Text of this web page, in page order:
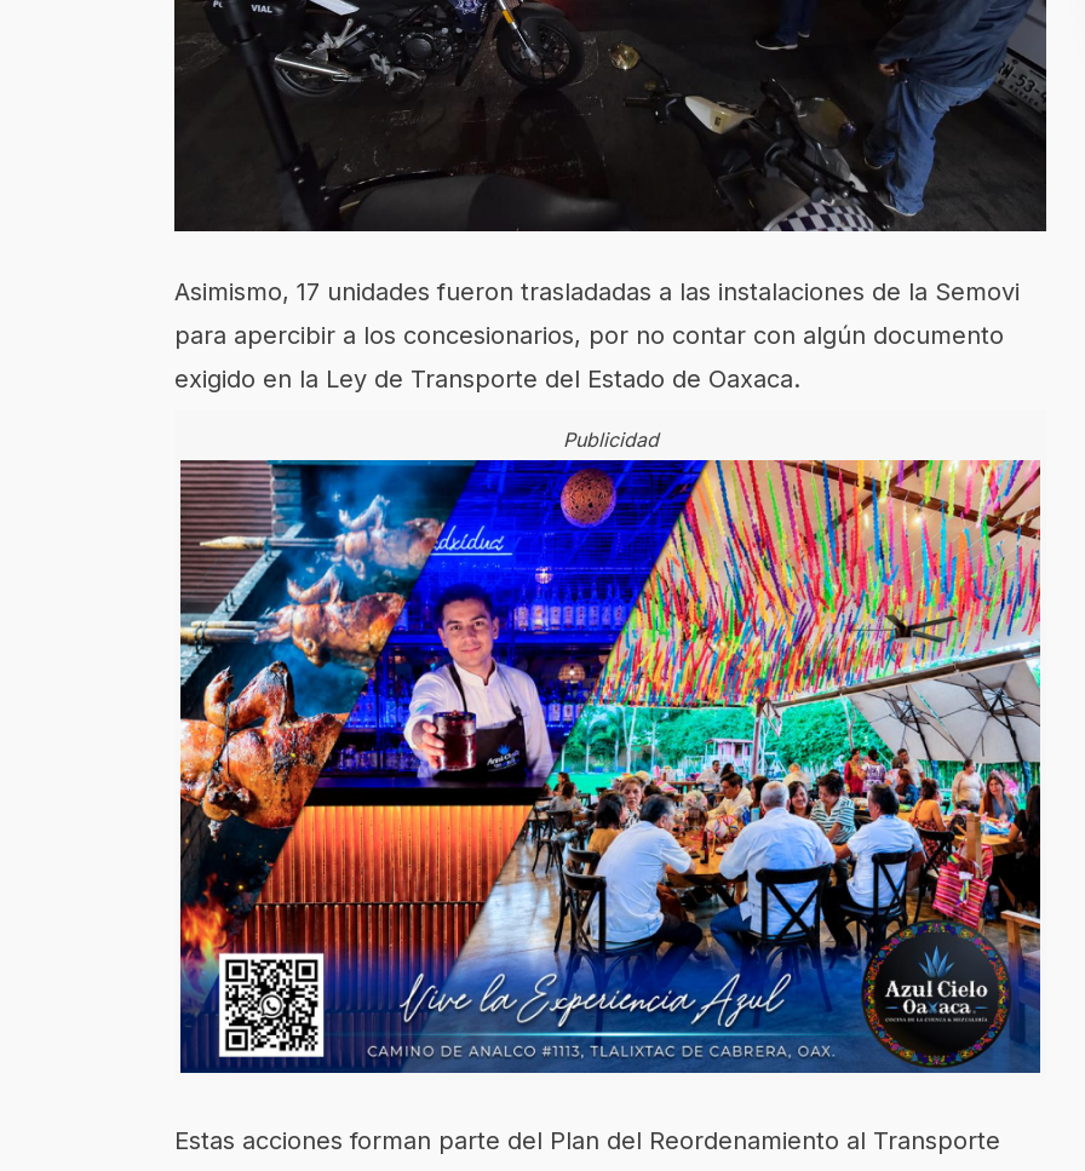
Asimismo, 17 unidades fueron trasladadas a las instalaciones de la Semovi
para apercibir a los concesionarios, por no contar con algún documento
exigido en la Ley de Transporte del Estado de Oaxaca.
Publicidad
Estas acciones forman parte del Plan del Reordenamiento al Transporte